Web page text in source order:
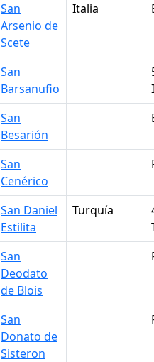
San
Arsenio de
Scete
Italia
San
Barsanufio
San
Besarión
San
Cenérico
San Daniel
Estilita
Turquía
San
Deodato
de Blois
San
Donato de
Sisteron